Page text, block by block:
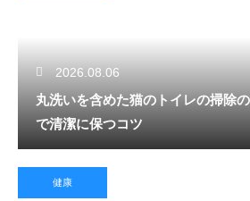
2026.08.06
丸洗いを含めた猫のトイレの掃除
で清潔に保つコツ
健康